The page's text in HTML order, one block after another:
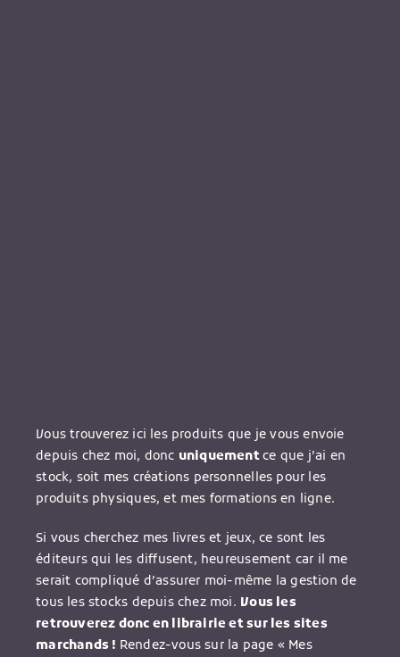
Vous trouverez ici les produits que je vous envoie
depuis chez moi, donc uniquementce que j’ai en
stock, soit mes créations personnelles pour les
produits physiques, et mes formations en ligne.
Si vous cherchez mes livres et jeux, ce sont les
éditeurs qui les diffusent, heureusement car il me
serait compliqué d’assurer moi-même la gestion de
tous les stocks depuis chez moi. Vous les
retrouverez donc en librairie et sur les sites
marchands ! Rendez-vous sur la page « Mes